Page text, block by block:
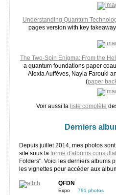
Understanding Quantum
pages version with key
The Two-Spin Enigma: From the
a quantum foundations paper
Alexia Auffèves, Nayla Farouki
(paper
Voir aussi la liste complète
Derniers
Depuis juillet 2014, mes photos
site sous la forme d'albums
Folders". Voici les derniers albums
les vignettes pour accéder aux
QFDN
Expo 791 photos